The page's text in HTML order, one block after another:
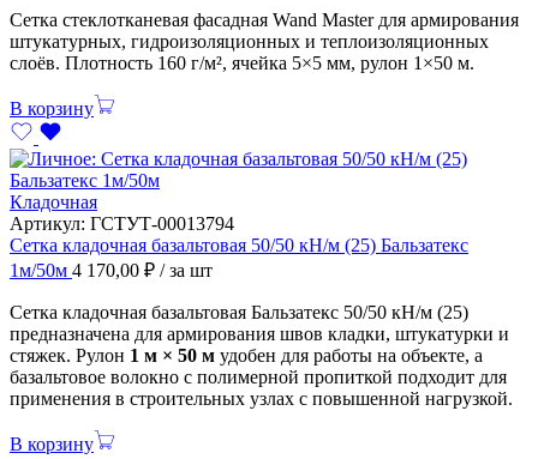
Сетка стеклотканевая фасадная Wand Master для армирования
штукатурных, гидроизоляционных и теплоизоляционных
слоёв. Плотность 160 г/м², ячейка 5×5 мм, рулон 1×50 м.
В корзину
Кладочная
Артикул: ГСТУТ-00013794
Сетка кладочная базальтовая 50/50 кН/м (25) Бальзатекс
1м/50м 4 170,00 ₽ / за шт
Сетка кладочная базальтовая Бальзатекс 50/50 кН/м (25)
предназначена для армирования швов кладки, штукатурки и
стяжек. Рулон 1 м × 50 м удобен для работы на объекте, а
базальтовое волокно с полимерной пропиткой подходит для
применения в строительных узлах с повышенной нагрузкой.
В корзину